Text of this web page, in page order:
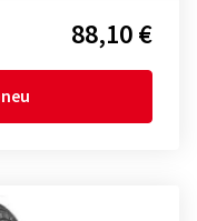
88,10 €